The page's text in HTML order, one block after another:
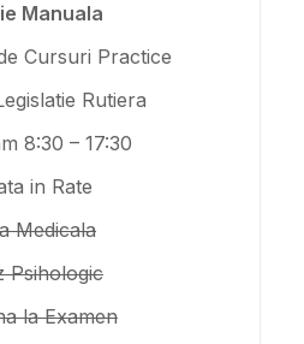
Manuala
Cursuri Practice
Rutiera
8:30 – 17:30
in Rate
Medicala
Psihologic
la Examen